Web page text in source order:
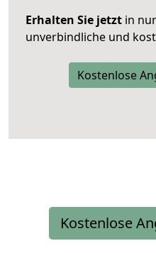
Erhalten Sie jetzt in
unverbindliche und
Kostenlose
Kostenlose